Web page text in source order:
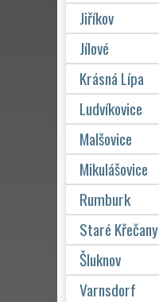
Jiříkov
Jílové
Krásná Lípa
Ludvíkovice
Malšovice
Mikulášovice
Rumburk
Staré Křečany
Šluknov
Varnsdorf